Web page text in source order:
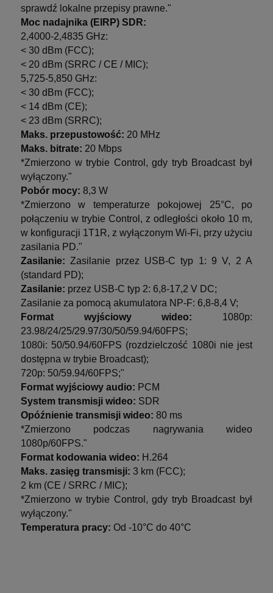
sprawdź lokalne przepisy prawne."
Moc nadajnika (EIRP) SDR:
2,4000-2,4835 GHz:
< 30 dBm (FCC);
< 20 dBm (SRRC / CE / MIC);
5,725-5,850 GHz:
< 30 dBm (FCC);
< 14 dBm (CE);
< 23 dBm (SRRC);
Maks. przepustowość: 20 MHz
Maks. bitrate: 20 Mbps
*Zmierzono w trybie Control, gdy tryb Broadcast był
wyłączony."
Pobór mocy: 8,3 W
*Zmierzono w temperaturze pokojowej 25°C, po
połączeniu w trybie Control, z odległości około 10 m,
w konfiguracji 1T1R, z wyłączonym Wi-Fi, przy użyciu
zasilania PD."
Zasilanie: Zasilanie przez USB-C typ 1: 9 V, 2 A
(standard PD);
Zasilanie: przez USB-C typ 2: 6,8-17,2 V DC;
Zasilanie za pomocą akumulatora NP-F: 6,8-8,4 V;
Format wyjściowy wideo: 1080p:
23.98/24/25/29.97/30/50/59.94/60FPS;
1080i: 50/50.94/60FPS (rozdzielczość 1080i nie jest
dostępna w trybie Broadcast);
720p: 50/59.94/60FPS;"
Format wyjściowy audio: PCM
System transmisji wideo: SDR
Opóźnienie transmisji wideo: 80 ms
*Zmierzono podczas nagrywania wideo
1080p/60FPS."
Format kodowania wideo: H.264
Maks. zasięg transmisji: 3 km (FCC);
2 km (CE / SRRC / MIC);
*Zmierzono w trybie Control, gdy tryb Broadcast był
wyłączony."
Temperatura pracy: Od -10°C do 40°C